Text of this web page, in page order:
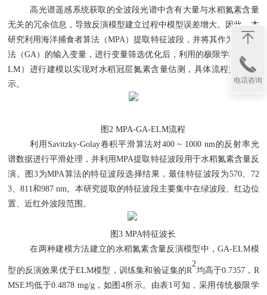
高光谱遥感系统获取的全波段光谱中含有大量与水稻氮素含量
无关的冗余信息，导致反演模型建立过程中模型误差增大。因此，本
研究利用海洋捕食者算法（MPA）提取特征波段，并将其作为遗传算
法（GA）的输入变量，进行变量筛选优化后，利用的极限学习机（E
LM）进行建模以实现对水稻冠层氮素含量估测，具体流程如图2所
示。
图 2 MPA-GA-ELM流程
利用 Savitzky-Golay卷积平滑算法对400 ~ 1000 nm的反射率光
谱数据进行平滑处理，并利用MPA提取特征波段用于水稻氮素含量反
演。图3为MPA算法的特征波段选择结果，最佳特征波段为570、72
3、811和987 nm。本研究提取的特征波段主要集中在绿波段、红边位
置、近红外波段范围。
图 3 MPA特征波长
在两种建模方法建立的水稻氮素含量反演模型中，GA-ELM模
型的反演效果优于ELM模型，训练集和验证集的R
2
均高于0.7357，R
MSE均低于0.4878 mg/g，如图4所示。由表1可知，采用传统极限学
电话咨询